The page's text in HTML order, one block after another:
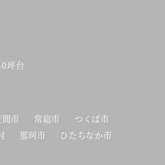
坪台
間市 常総市
つくば市
那珂市
ひたちなか市